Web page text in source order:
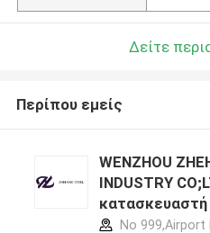
Δείτε
Περίπου εμείς
WENZHOU
INDUSTRY
κατασκευαστή
No 999,Airport